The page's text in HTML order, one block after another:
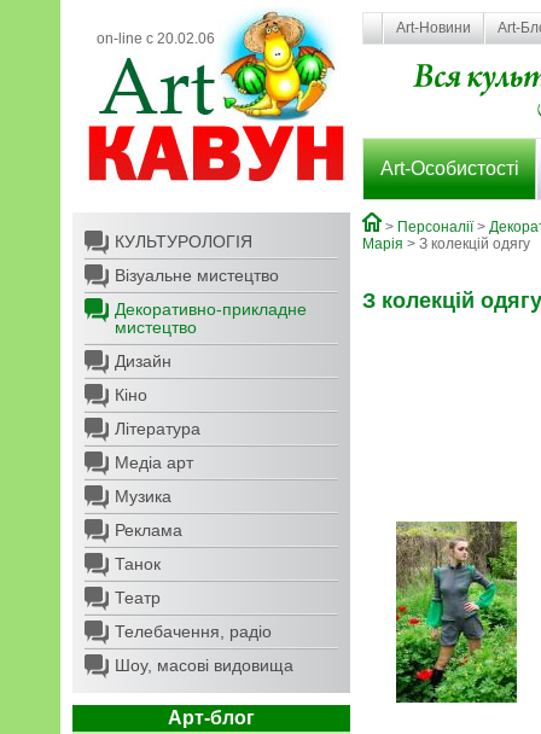
on-line с 20.02.06
Art-Новини Art-
Art-Особистості
КУЛЬТУРОЛОГІЯ
Візуальне мистецтво
Декоративно-прикладне
мистецтво
Дизайн
Кіно
Література
Медіа арт
Музика
Реклама
Танок
Театр
Телебачення, радіо
Шоу, масові видовища
Арт-блог
> Персоналії>
Марія > З колекцій одягу
З колекцій одягу